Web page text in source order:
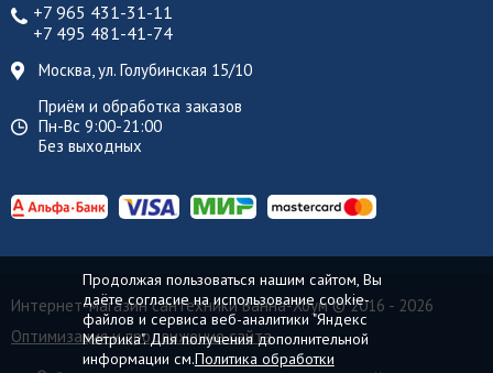
+7 965 431-31-11
+7 495 481-41-74
Москва, ул. Голубинская 15/10
Приём и обработка заказов
Пн-Вс 9:00-21:00
Без выходных
Интернет-магазин сантехники Ванна-Хоум© 2016 - 2026
Оптимизация и продвижение сайта
Продолжая пользоваться нашим сайтом, Вы
даёте согласие на использование cookie-
файлов и сервиса веб-аналитики "Яндекс
Метрика". Для получения дополнительной
информации см.Политика обработки